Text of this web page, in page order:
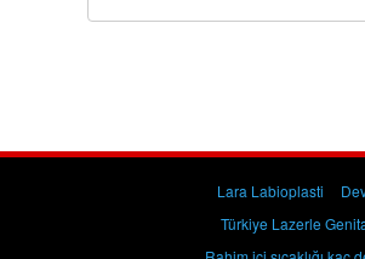
Lara Labioplasti
Türkiye Lazerle